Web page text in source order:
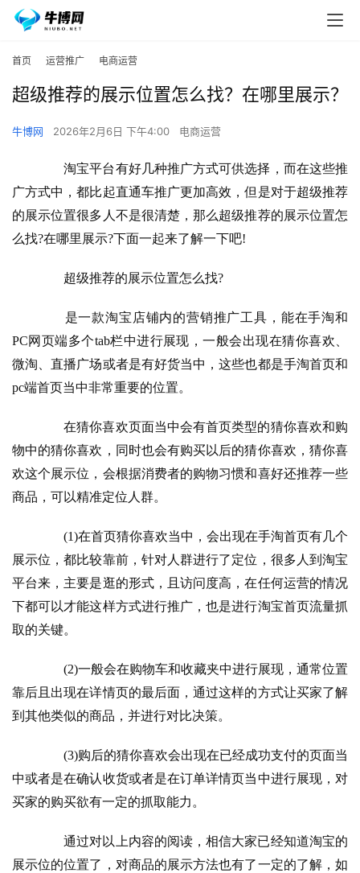
首页 运营推广 电商运营
超级推荐的展示位置怎么找？在哪里展示？
牛博网 2026年2月6日 下午4:00 电商运营
淘宝平台有好几种推广方式可供选择，而在这些推
广方式中，都比起直通车推广更加高效，但是对于超级推荐
的展示位置很多人不是很清楚，那么超级推荐的展示位置怎
么找?在哪里展示?下面一起来了解一下吧!
超级推荐的展示位置怎么找?
是一款淘宝店铺内的营销推广工具，能在手淘和
PC网页端多个tab栏中进行展现，一般会出现在猜你喜欢、
微淘、直播广场或者是有好货当中，这些也都是手淘首页和
pc端首页当中非常重要的位置。
在猜你喜欢页面当中会有首页类型的猜你喜欢和购
物中的猜你喜欢，同时也会有购买以后的猜你喜欢，猜你喜
欢这个展示位，会根据消费者的购物习惯和喜好还推荐一些
商品，可以精准定位人群。
(1)在首页猜你喜欢当中，会出现在手淘首页有几个
展示位，都比较靠前，针对人群进行了定位，很多人到淘宝
平台来，主要是逛的形式，且访问度高，在任何运营的情况
下都可以才能这样方式进行推广，也是进行淘宝首页流量抓
取的关键。
(2)一般会在购物车和收藏夹中进行展现，通常位置
靠后且出现在详情页的最后面，通过这样的方式让买家了解
到其他类似的商品，并进行对比决策。
(3)购后的猜你喜欢会出现在已经成功支付的页面当
中或者是在确认收货或者是在订单详情页当中进行展现，对
买家的购买欲有一定的抓取能力。
通过对以上内容的阅读，相信大家已经知道淘宝的
展示位的位置了，对商品的展示方法也有了一定的了解，如